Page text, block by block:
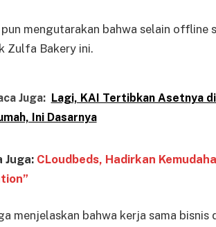
mengutarakan bahwa selain offline
Zulfa Bakery ini.
Juga: Lagi, KAI Tertibkan Asetnya
Ini Dasarnya
Juga: CLoudbeds, Hadirkan
menjelaskan bahwa kerja sama